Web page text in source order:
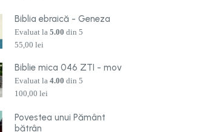
Biblia ebraică - Geneza
Evaluat la5.00 din 5
55,00lei
Biblie mica 046 ZTI - mov
Evaluat la4.00 din 5
100,00lei
Povestea unui Pământ
bătrân